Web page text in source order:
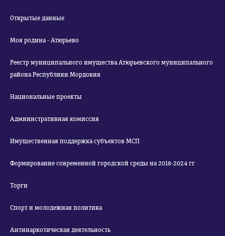
Открытые данные
Моя родина - Атюрьево
Реестр муниципального имущества Атюрьевского муниципального
района Республики Мордовия
Национальные проекты
Административная комиссия
Имущественная поддержка субъектов МСП
Формирование современной городской среды на 2018-2024 гг
Торги
Спорт и молодежная политика
Антинаркотическая деятельность